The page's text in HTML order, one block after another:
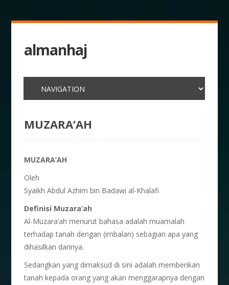
almanhaj
MUZARA’AH
MUZARA’AH
Oleh
Syaikh Abdul Azhim bin Badawi al-Khalafi
Definisi Muzara’ah
Al-Muzara’ah menurut bahasa adalah muamalah
terhadap tanah dengan (imbalan) sebagian apa yang
dihasilkan darinya.
Sedangkan yang dimaksud di sini adalah memberikan
tanah kepada orang yang akan menggarapnya dengan